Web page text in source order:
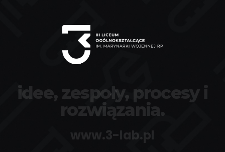
idee, zespoły, procesy i
rozwiązania.
www.3-lab.pl